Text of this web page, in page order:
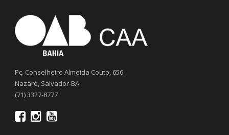
Pç. Conselheiro Almeida Couto, 656
Nazaré, Salvador-BA
(71) 3327-8777